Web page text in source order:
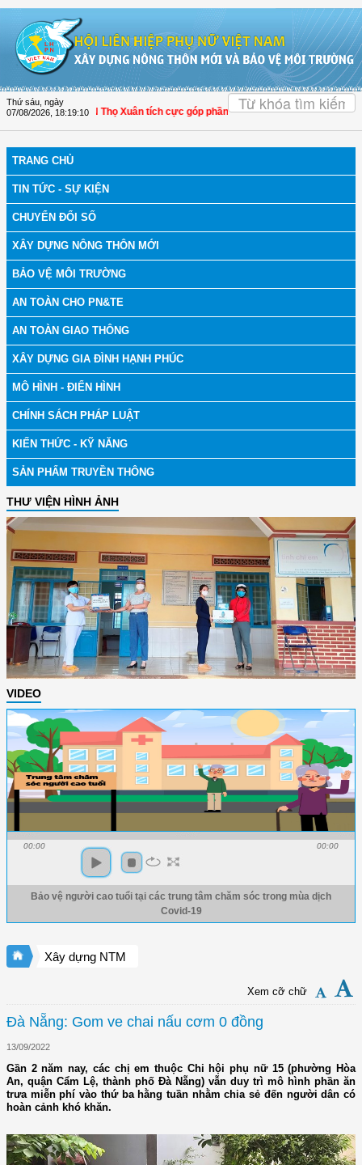
Thứ sáu, ngày
07/08/2026 18:19:11
Hóa: Hội LHPN Thọ Xuân tích cực góp phần nâng cao tỷ lệ người dân tham
TRANG CHỦ
TIN TỨC - SỰ KIỆN
CHUYỂN ĐỔI SỐ
XÂY DỰNG NÔNG THÔN MỚI
BẢO VỆ MÔI TRƯỜNG
AN TOÀN CHO PN&TE
AN TOÀN GIAO THÔNG
XÂY DỰNG GIA ĐÌNH HẠNH PHÚC
MÔ HÌNH - ĐIỂN HÌNH
CHÍNH SÁCH PHÁP LUẬT
KIẾN THỨC - KỸ NĂNG
SẢN PHẨM TRUYỀN THÔNG
THƯ VIỆN HÌNH ẢNH
VIDEO
00:00 00:00
Bảo vệ người cao tuổi tại các trung tâm chăm sóc trong mùa dịch
Covid-19
Xây dựng NTM
Xem cỡ chữ
Đà Nẵng: Gom ve chai nấu cơm 0 đồng
13/09/2022
Gần 2 năm nay, các chị em thuộc Chi hội phụ nữ 15 (phường Hòa
An, quận Cẩm Lệ, thành phố Đà Nẵng) vẫn duy trì mô hình phần ăn
trưa miễn phí vào thứ ba hằng tuần nhằm chia sẻ đến người dân có
hoàn cảnh khó khăn.
OK